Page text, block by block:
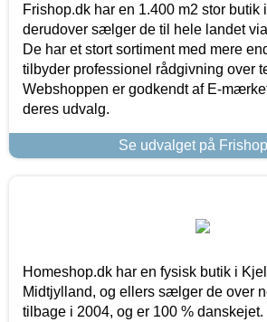
Frishop.dk har en 1.400 m2 stor butik
derudover sælger de til hele landet
De har et stort sortiment med mere
tilbyder professionel rådgivning over
Webshoppen er godkendt af E-
deres udvalg.
Se udvalget på
Homeshop.dk har en fysisk butik i
Midtjylland, og ellers sælger de over
tilbage i 2004, og er 100 %